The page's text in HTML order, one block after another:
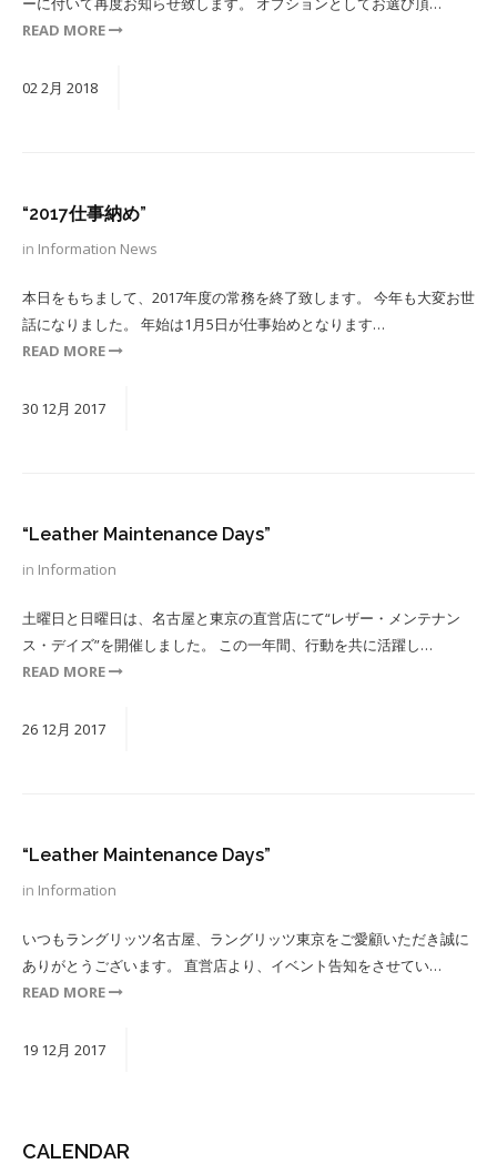
READ MORE
02 2月 2018
“2017仕事納め”
in Information News
本日をもちまして、2017年度の常務を終了致します。 今年も大変お世
話になりました。 年始は1月5日が仕事始めとなります…
READ MORE
30 12月 2017
“Leather Maintenance Days”
in Information
土曜日と日曜日は、名古屋と東京の直営店にて“レザー・メンテナン
ス・デイズ”を開催しました。 この一年間、行動を共に活躍し…
READ MORE
26 12月 2017
“Leather Maintenance Days”
in Information
いつもラングリッツ名古屋、ラングリッツ東京をご愛顧いただき誠に
ありがとうございます。 直営店より、イベント告知をさせてい…
READ MORE
19 12月 2017
CALENDAR